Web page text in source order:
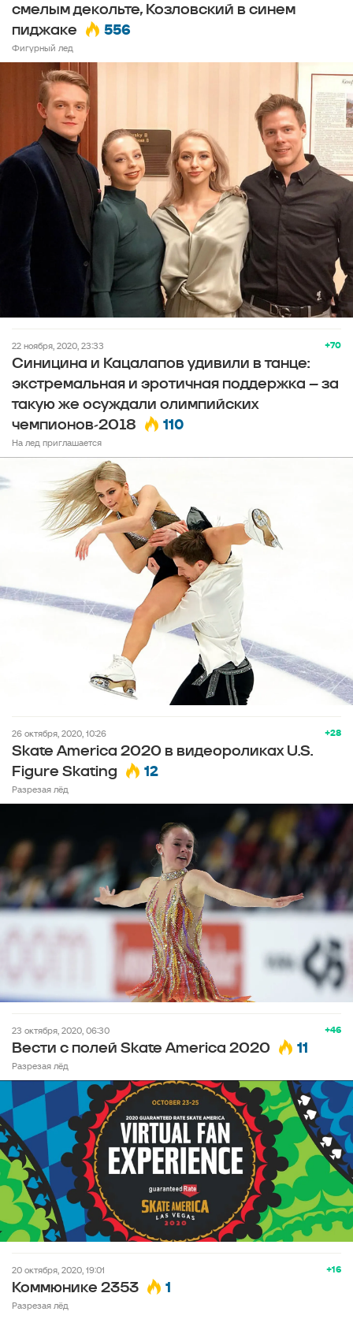
смелым декольте, Козловский в синем
пиджаке
556
Фигурный лед
+70
22 ноября, 2020, 23:33
Синицина и Кацалапов удивили в танце:
экстремальная и эротичная поддержка – за
такую же осуждали олимпийских
чемпионов-2018
110
На лед приглашается
+28
26 октября, 2020, 10:26
Skate America 2020 в видеороликах U.S.
Figure Skating
12
Разрезая лёд
+46
23 октября, 2020, 06:30
Вести с полей Skate America 2020 11
Разрезая лёд
+16
20 октября, 2020, 19:01
Коммюнике 2353 1
Разрезая лёд